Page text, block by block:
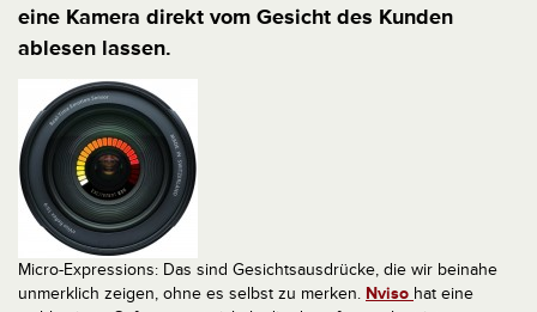
eine Kamera direkt vom Gesicht des Kunden
ablesen lassen.
Micro-Expressions: Das sind Gesichtsausdrücke, die wir beinahe
unmerklich zeigen, ohne es selbst zu merken. Nviso hat eine